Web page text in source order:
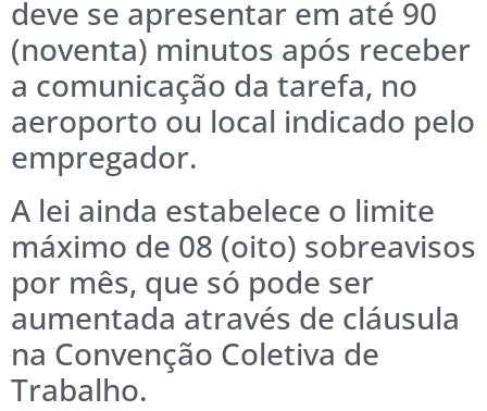
deve se apresentar em até 90
(noventa) minutos após receber
a comunicação da tarefa, no
aeroporto ou local indicado pelo
empregador.
A lei ainda estabelece o limite
máximo de 08 (oito) sobreavisos
por mês, que só pode ser
aumentada através de cláusula
na Convenção Coletiva de
Trabalho.